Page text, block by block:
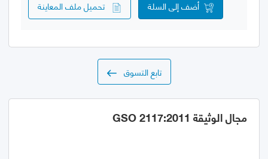
أضف إلى السلة تحميل ملف المعاينة
تابع التسوق
مجال الوثيقة GSO 2117:2011